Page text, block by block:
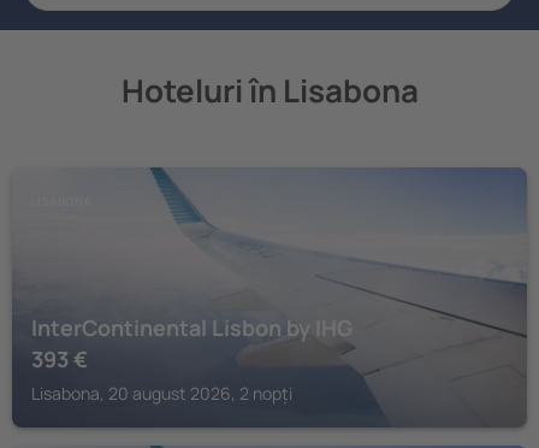
Hoteluri în Lisabona
InterContinental Lisbon by IHG
393 €
Lisabona, 20 august 2026, 2 nopți